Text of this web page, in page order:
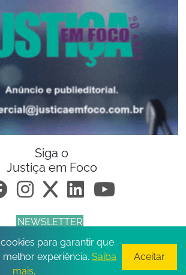
Siga o
Justiça em Foco
NEWSLETTER
os direitos reservados.
para garantir que
experiência. Saiba
mais.
Aceitar